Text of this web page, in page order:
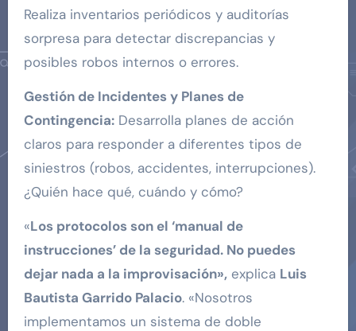
Realiza inventarios periódicos y auditorías
sorpresa para detectar discrepancias y
posibles robos internos o errores.
Gestión de Incidentes y Planes de
Contingencia:Desarrolla planes de acción
claros para responder a diferentes tipos de
siniestros (robos, accidentes, interrupciones).
¿Quién hace qué, cuándo y cómo?
«Los protocolos son el ‘manual de
instrucciones’ de la seguridad. No puedes
dejar nada a la improvisación»,explica Luis
Bautista Garrido Palacio. «Nosotros
implementamos un sistema de doble